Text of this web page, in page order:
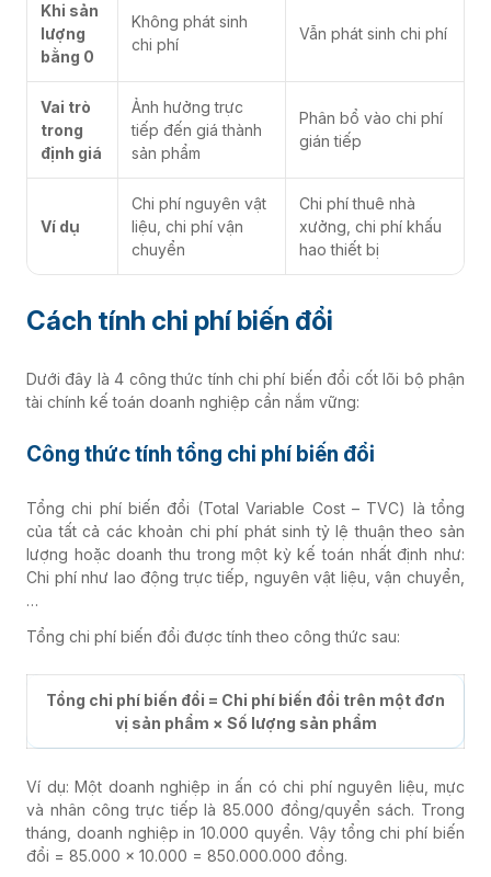
Khi sản
lượng
bằng 0
Không phát sinh
chi phí
Vẫn phát sinh chi phí
Vai trò
trong
định giá
Ảnh hưởng trực
tiếp đến giá thành
sản phẩm
Phân bổ vào chi phí
gián tiếp
Ví dụ
Chi phí nguyên vật
liệu, chi phí vận
chuyển
Chi phí thuê nhà
xưởng, chi phí khấu
hao thiết bị
Cách tính chi phí biến đổi
Dưới đây là 4 công thức tính chi phí biến đổi cốt lõi bộ phận
tài chính kế toán doanh nghiệp cần nắm vững:
Công thức tính tổng chi phí biến đổi
Tổng chi phí biến đổi (Total Variable Cost – TVC) là tổng
của tất cả các khoản chi phí phát sinh tỷ lệ thuận theo sản
lượng hoặc doanh thu trong một kỳ kế toán nhất định như:
Chi phí như lao động trực tiếp, nguyên vật liệu, vận chuyển,
…
Tổng chi phí biến đổi được tính theo công thức sau:
Tổng chi phí biến đổi = Chi phí biến đổi trên một đơn
vị sản phẩm × Số lượng sản phẩm
Ví dụ: Một doanh nghiệp in ấn có chi phí nguyên liệu, mực
và nhân công trực tiếp là 85.000 đồng/quyển sách. Trong
tháng, doanh nghiệp in 10.000 quyển. Vậy tổng chi phí biến
đổi = 85.000 × 10.000 = 850.000.000 đồng.